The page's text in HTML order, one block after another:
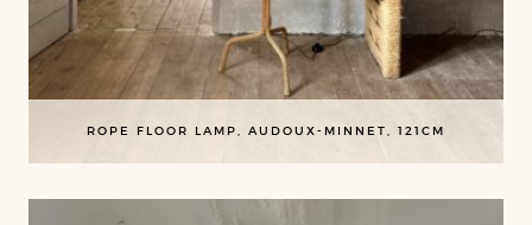
ROPE FLOOR LAMP, AUDOUX-MINNET, 121CM